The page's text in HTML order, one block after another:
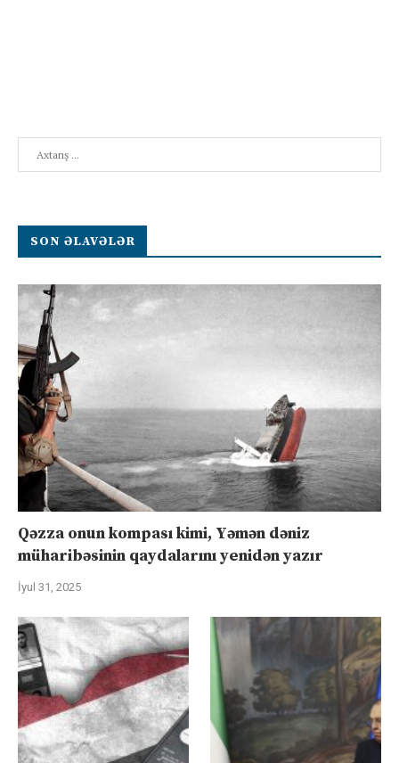
SON ƏLAVƏLƏR
Qəzza onun kompası kimi, Yəmən dəniz
müharibəsinin qaydalarını yenidən yazır
İyul 31, 2025